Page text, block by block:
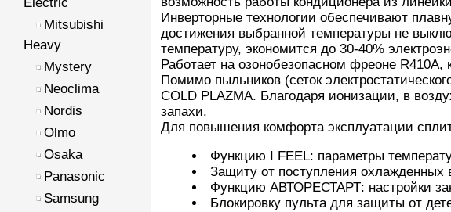
Mitsubishi
Heavy
Mystery
Neoclima
Nordis
Olmo
Osaka
Panasonic
Samsung
Инверторные технологии обеспечивают
достижения выбранной температуры не
температуру, экономится до 30-40%
Работает на озонобезопасном фреоне
Помимо пыльников (сеток
COLD PLAZMA. Благодаря ионизации, в
запахи.
Для повышения комфорта эксплуатации
Функцию I FEEL: параметры
Защиту от поступления
Функцию АВТОРЕСТАРТ: настройки
Блокировку пульта для защиты от